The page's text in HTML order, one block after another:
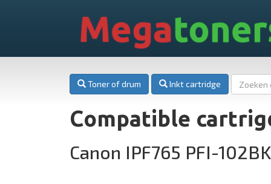
Mega
Toner of drum Inkt cartridge
Compatible
Canon IPF765 PFI-102BK